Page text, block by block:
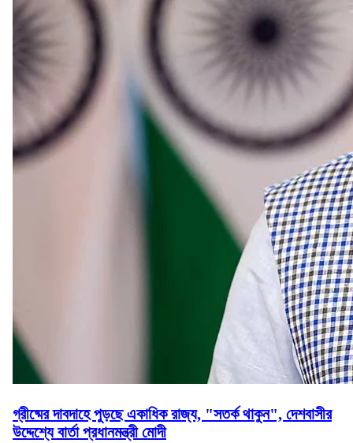
গ্রীষ্মের দাবদাহে পুড়ছে একাধিক রাজ্য, "সতর্ক থাকুন", দেশবাসীর
উদ্দেশ্যে বার্তা প্রধানমন্ত্রী মোদী